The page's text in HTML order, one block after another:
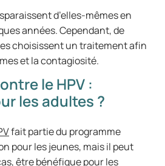
d’elles-mêmes en
années. Cependant, de
choisissent un traitement afin
et la contagiosité.
le HPV :
les adultes ?
fait partie du programme
pour les jeunes, mais il peut
être bénéfique pour les